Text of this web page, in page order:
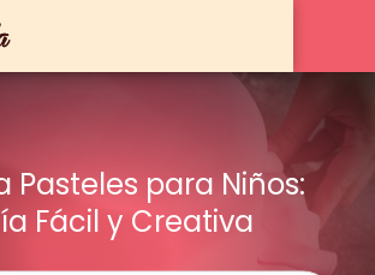
Pasteles para Niños:
Fácil y Creativa